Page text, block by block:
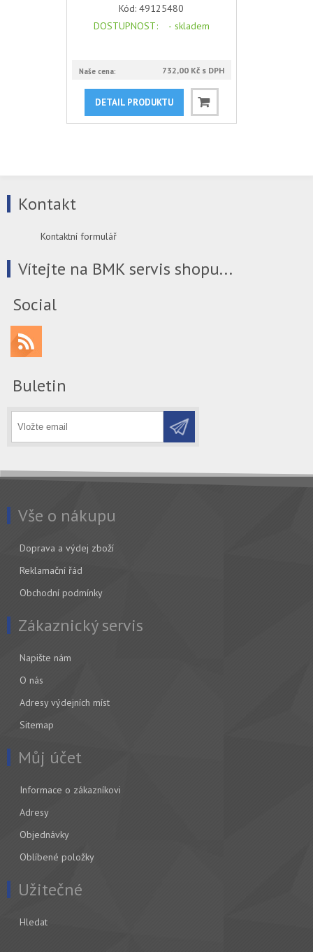
Kód:49125480
DOSTUPNOST: - skladem
Naše cena: 732,00 Kč s DPH
DETAIL PRODUKTU
Kontakt
Kontaktní formulář
Vítejte na BMK servis shopu...
Social
Buletin
Vše o nákupu
Doprava a výdej zboží
Reklamační řád
Obchodní podmínky
Zákaznický servis
Napište nám
O nás
Adresy výdejních míst
Sitemap
Můj účet
Informace o zákazníkovi
Adresy
Objednávky
Oblíbené položky
Užitečné
Hledat